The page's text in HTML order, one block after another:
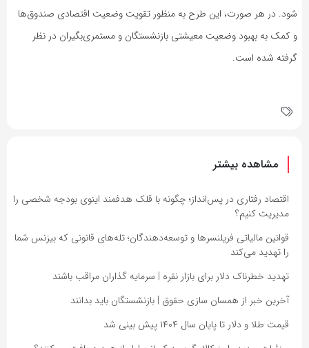
شود. در هر صورت، این طرح به منظور تقویت وضعیت اقتصادی صندوق‌ها
و کمک به بهبود وضعیت معیشتی بازنشستگان و مستمری‌بگیران در نظر
گرفته شده است.
مشاهده بیشتر
اقتصاد رفتاری در پس‌انداز؛ چگونه با قلک هدفمند اینوی بودجه شخصی را
مدیریت کنیم؟
قوانین مالیاتی فریلنسرها و توسعه‌دهندگان؛ تله‌های قانونی که بیزنس شما
را تهدید می‌کند
تهدید خطرناک دلار برای بازار نقره | سرمایه گذاران مراقب باشند
آخرین خبر از همسان سازی حقوق | بازنشستگان باید بدانند
قیمت طلا و دلار تا پایان سال ۱۴۰۴ پیش بینی شد